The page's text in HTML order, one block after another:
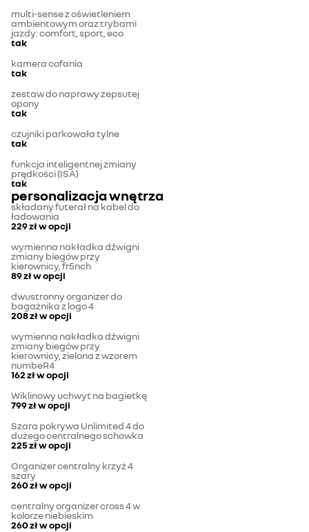
multi-sense z oświetleniem
ambientowym oraz trybami
jazdy: comfort, sport, eco
tak
kamera cofania
tak
zestaw do naprawy zepsutej
opony
tak
czujniki parkowała tylne
tak
funkcja inteligentnej zmiany
prędkości (ISA)
tak
personalizacja wnętrza
składany futerał na kabel do
ładowania
229 złw opcji
wymienna nakładka dźwigni
zmiany biegów przy
kierownicy, fr5nch
89 złw opcji
dwustronny organizer do
bagażnika z logo 4
208 złw opcji
wymienna nakładka dźwigni
zmiany biegów przy
kierownicy, zielona z wzorem
numbeR4
162 złw opcji
Wiklinowy uchwyt na bagietkę
799 złw opcji
Szara pokrywa Unlimited 4 do
dużego centralnego schowka
225 złw opcji
Organizer centralny krzyż 4
szary
260 złw opcji
centralny organizer cross 4 w
kolorze niebieskim
260 złw opcji